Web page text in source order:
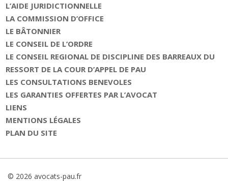
L’AIDE JURIDICTIONNELLE
LA COMMISSION D’OFFICE
LE BÂTONNIER
LE CONSEIL DE L’ORDRE
LE CONSEIL REGIONAL DE DISCIPLINE DES BARREAUX DU
RESSORT DE LA COUR D’APPEL DE PAU
LES CONSULTATIONS BENEVOLES
LES GARANTIES OFFERTES PAR L’AVOCAT
LIENS
MENTIONS LÉGALES
PLAN DU SITE
© 2026 avocats-pau.fr